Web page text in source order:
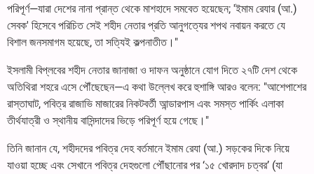
পরিপূর্ণ—যারা দেশের নানা প্রান্ত থেকে মাশহাদে সমবেত হয়েছেন; 'ইমাম রেযার (আ.)
সেবক' হিসেবে পরিচিত সেই শহীদ নেতার প্রতি আনুগত্যের শপথ নবায়ন করতে যে
বিশাল জনসমাগম হয়েছে, তা সত্যিই কল্পনাতীত।"
ইসলামী বিপ্লবের শহীদ নেতার জানাজা ও দাফন অনুষ্ঠানে যোগ দিতে ২৭টি দেশ থেকে
অতিথিরা শহরে এসে পৌঁছেছেন—এ কথা উল্লেখ করে হুশাঙ্গি আরও বলেন: "আশেপাশের
রাস্তাঘাট, পবিত্র রাজাভি মাজারের নিকটবর্তী আন্ডারপাস এবং সমস্ত পার্কিং এলাকা
তীর্থযাত্রী ও স্থানীয় বাসিন্দাদের ভিড়ে পরিপূর্ণ হয়ে গেছে।"
তিনি জানান যে, শহীদদের পবিত্র দেহ বর্তমানে ইমাম রেযা (আ.) সড়কের দিকে নিয়ে
যাওয়া হচ্ছে এবং সেখানে পবিত্র দেহগুলো পৌঁছানোর পর ‘১৫ খোরদাদ চত্বর’ (যা